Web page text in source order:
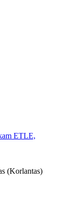
ETLE,
(Korlantas)